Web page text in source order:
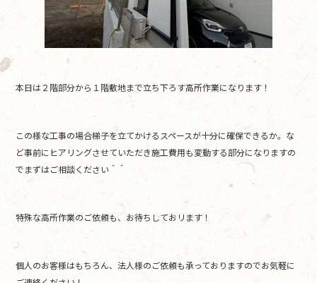
本日は２階部分から１階敷地まで立ち下ろす高所作業になります！
この様な工事の場合梯子を立てかけるスペースが十分に確保できるか。な
ど事前にヒアリングさせていただき施工費用も変動する部分になりますの
でまずはご相談ください＾＾
特殊な高所作業のご依頼も、お待ちしておリます！
個人のお客様はもちろん、法人様のご依頼も承っておりますのでお気軽に